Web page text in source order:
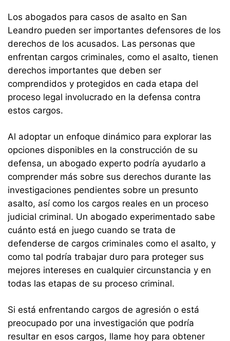
Los abogados para casos de asalto en San
Leandro pueden ser importantes defensores de los
derechos de los acusados. Las personas que
enfrentan cargos criminales, como el asalto, tienen
derechos importantes que deben ser
comprendidos y protegidos en cada etapa del
proceso legal involucrado en la defensa contra
estos cargos.
Al adoptar un enfoque dinámico para explorar las
opciones disponibles en la construcción de su
defensa, un abogado experto podría ayudarlo a
comprender más sobre sus derechos durante las
investigaciones pendientes sobre un presunto
asalto, así como los cargos reales en un proceso
judicial criminal. Un abogado experimentado sabe
cuánto está en juego cuando se trata de
defenderse de cargos criminales como el asalto, y
como tal podría trabajar duro para proteger sus
mejores intereses en cualquier circunstancia y en
todas las etapas de su proceso criminal.
Si está enfrentando cargos de agresión o está
preocupado por una investigación que podría
resultar en esos cargos, llame hoy para obtener